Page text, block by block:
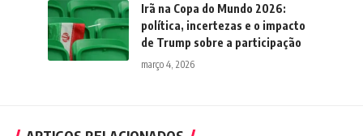
Irã na Copa do Mundo 2026:
política, incertezas e o impacto
de Trump sobre a participação
março 4, 2026